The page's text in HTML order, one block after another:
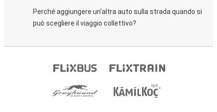
Perché aggiungere un'altra auto sulla strada quando si
può scegliere il viaggio collettivo?